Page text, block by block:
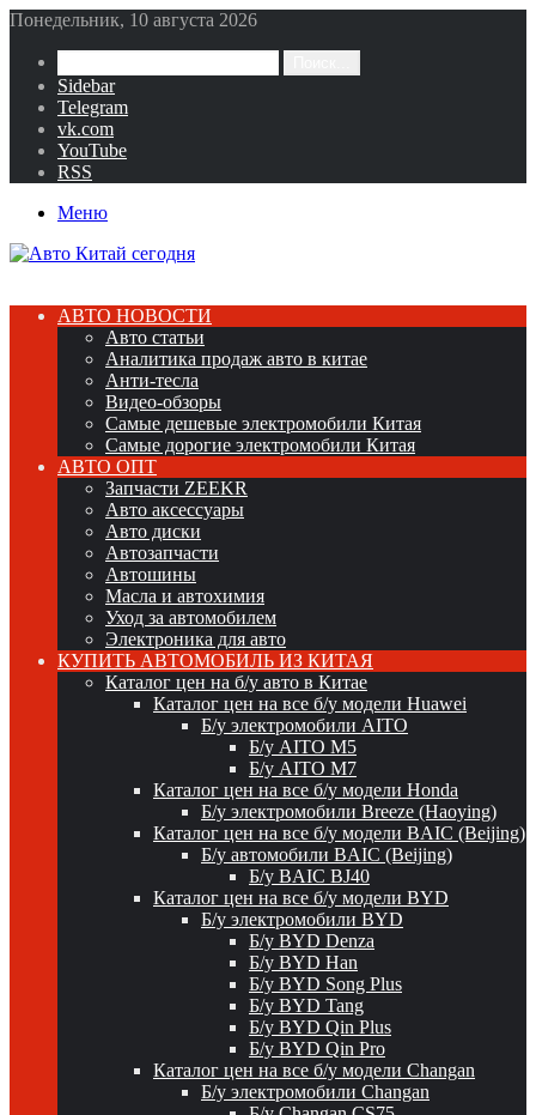
Понедельник, 10 августа 2026
Sidebar
Telegram
vk.com
YouTube
RSS
Меню
АВТО НОВОСТИ
Авто статьи
Аналитика продаж авто в китае
Анти-тесла
Видео-обзоры
Самые дешевые электромобили Китая
Самые дорогие электромобили Китая
АВТО ОПТ
Запчасти ZEEKR
Авто аксессуары
Авто диски
Автозапчасти
Автошины
Масла и автохимия
Уход за автомобилем
Электроника для авто
КУПИТЬ АВТОМОБИЛЬ ИЗ КИТАЯ
Каталог цен на б/у авто в Китае
Каталог цен на все б/у модели Huawei
Б/у электромобили AITO
Б/у AITO M5
Б/у AITO M7
Каталог цен на все б/у модели Honda
Б/у электромобили Breeze (Haoying)
Каталог цен на все б/у модели BAIC (Beijing)
Б/у автомобили BAIC (Beijing)
Б/у BAIC BJ40
Каталог цен на все б/у модели BYD
Б/у электромобили BYD
Б/у BYD Denza
Б/у BYD Han
Б/у BYD Song Plus
Б/у BYD Tang
Б/у BYD Qin Plus
Б/у BYD Qin Pro
Каталог цен на все б/у модели Changan
Б/у электромобили Changan